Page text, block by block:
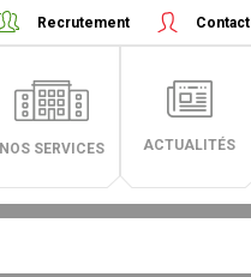
Recrutement Contact
NOS SERVICES ACTUALITÉS